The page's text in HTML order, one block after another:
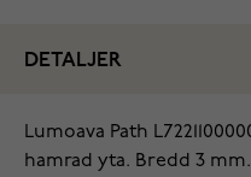
DETALJER
Lumoava Path
hamrad yta. Bredd 3 mm.